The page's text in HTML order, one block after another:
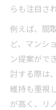
らも注目さ
例えば、間
ど、マンシ
ン提案がで
討する際は
維持も重視
が高く、リ